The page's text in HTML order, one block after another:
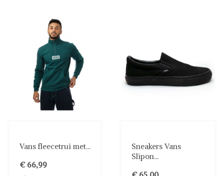
Vans fleecetrui met...
€ 66,99
Sneakers Vans
Slipon...